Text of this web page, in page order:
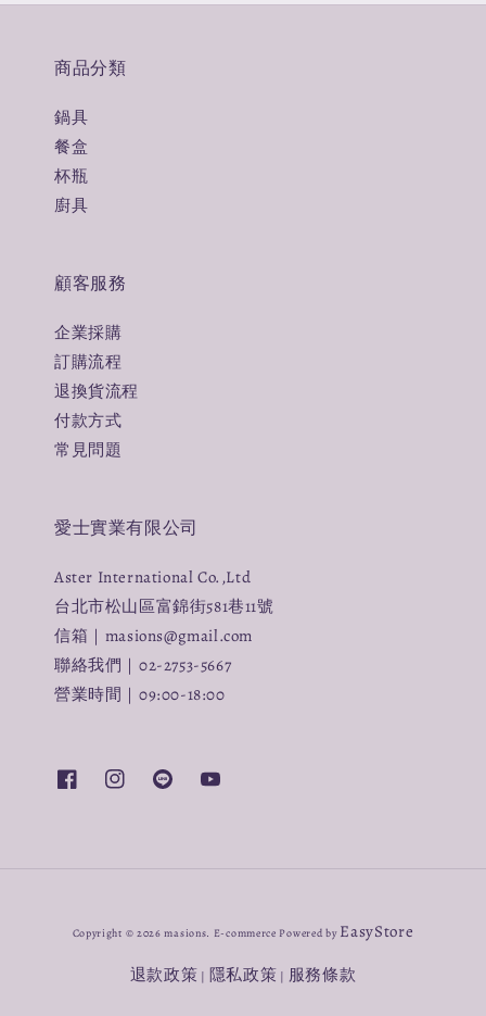
商品分類
鍋具
餐盒
杯瓶
廚具
顧客服務
企業採購
訂購流程
退換貨流程
付款方式
常見問題
愛士實業有限公司
Aster International Co.,Ltd
台北市松山區富錦街581巷11號
信箱｜masions@gmail.com
聯絡我們｜02-2753-5667
營業時間｜09:00-18:00
Copyright © 2026 masions. E-commerce Powered by EasyStore
退款政策 隱私政策 服務條款